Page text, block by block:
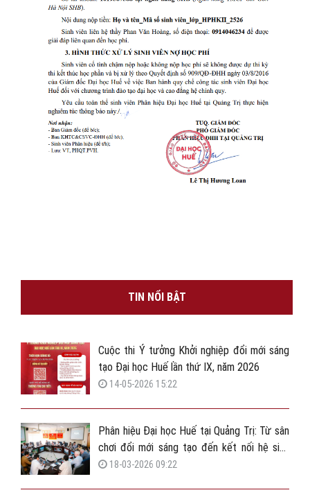
TIN NỔI BẬT
Cuộc thi Ý tưởng Khởi nghiệp đổi mới sáng
tạo Đại học Huế lần thứ IX, năm 2026
14-05-2026 15:22
Phân hiệu Đại học Huế tại Quảng Trị: Từ sân
chơi đổi mới sáng tạo đến kết nối hệ sinh
thái vườn ươm khởi nghiệp
18-03-2026 09:22